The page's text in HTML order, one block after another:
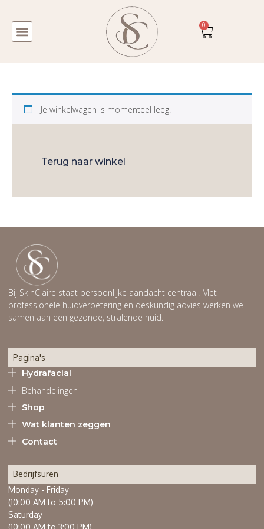
0
Je winkelwagen is momenteel leeg.
Terug naar winkel
Bij SkinClaire staat persoonlijke aandacht centraal. Met
professionele huidverbetering en deskundig advies werken we
samen aan een gezonde, stralende huid.
Pagina's
Hydrafacial
Behandelingen
Shop
Wat klanten zeggen
Contact
Bedrijfsuren
Monday - Friday
(10:00 AM to 5:00 PM)
Saturday